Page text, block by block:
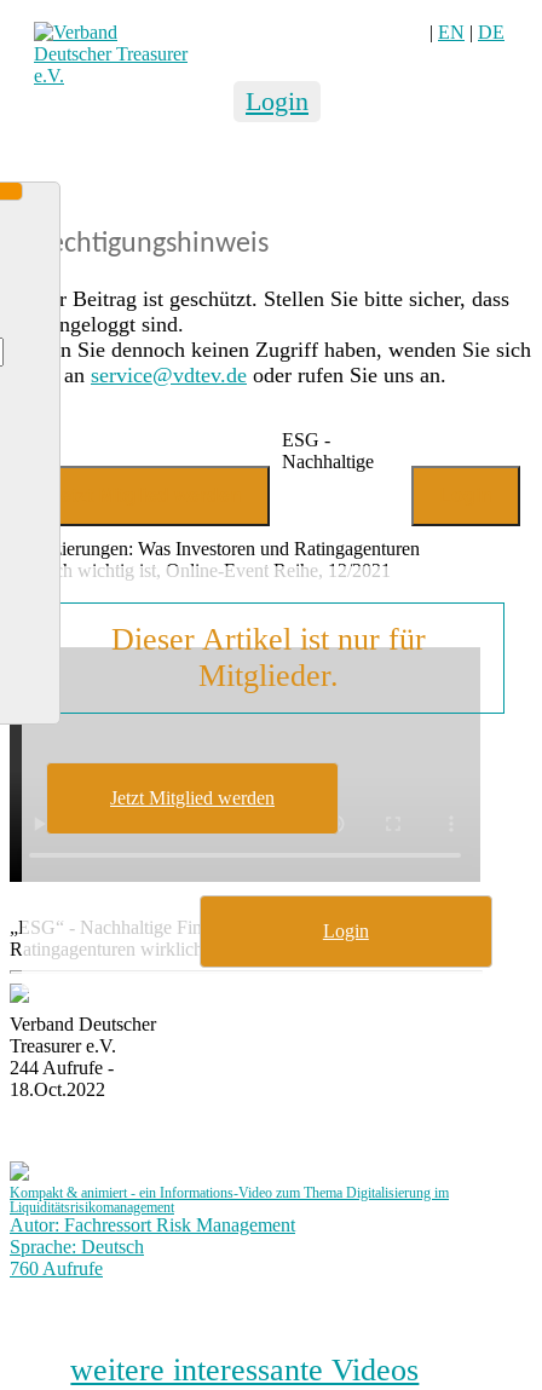
| EN | DE
Login
Berechtigungshinweis
Dieser Beitrag ist geschützt. Stellen Sie bitte sicher, dass
Sie eingeloggt sind.
Sollten Sie dennoch keinen Zugriff haben, wenden Sie sich
gerne an service@vdtev.de oder rufen Sie uns an.
ESG -
Nachhaltige
Finanzierungen: Was Investoren und Ratingagenturen
wirklich wichtig ist, Online-Event Reihe, 12/2021
Dieser Artikel ist nur für
Mitglieder.
Jetzt Mitglied werden
Login
„ESG“ - Nachhaltige Finanzierungen: Was Investoren und
Ratingagenturen wirklich wichtig ist
Verband Deutscher
Treasurer e.V.
244 Aufrufe -
18.Oct.2022
Kompakt & animiert - ein Informations-Video zum Thema Digitalisierung im
Liquiditätsrisikomanagement
Autor: Fachressort Risk Management
Sprache: Deutsch
760 Aufrufe
weitere interessante Videos